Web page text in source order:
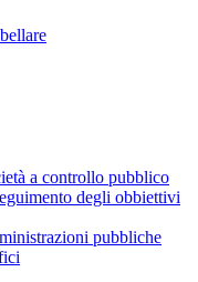
a controllo pubblico
degli obbiettivi
pubbliche